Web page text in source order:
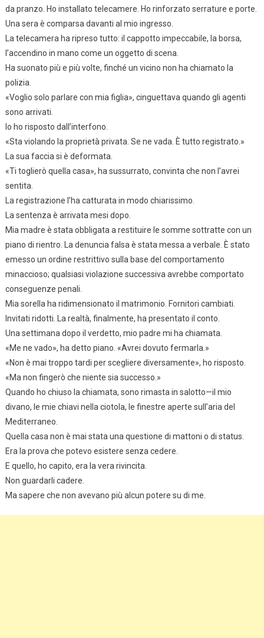
da pranzo. Ho installato telecamere. Ho rinforzato serrature e porte.
Una sera è comparsa davanti al mio ingresso.
La telecamera ha ripreso tutto: il cappotto impeccabile, la borsa,
l’accendino in mano come un oggetto di scena.
Ha suonato più e più volte, finché un vicino non ha chiamato la
polizia.
«Voglio solo parlare con mia figlia», cinguettava quando gli agenti
sono arrivati.
Io ho risposto dall’interfono.
«Sta violando la proprietà privata. Se ne vada. È tutto registrato.»
La sua faccia si è deformata.
«Ti toglierò quella casa», ha sussurrato, convinta che non l’avrei
sentita.
La registrazione l’ha catturata in modo chiarissimo.
La sentenza è arrivata mesi dopo.
Mia madre è stata obbligata a restituire le somme sottratte con un
piano di rientro. La denuncia falsa è stata messa a verbale. È stato
emesso un ordine restrittivo sulla base del comportamento
minaccioso; qualsiasi violazione successiva avrebbe comportato
conseguenze penali.
Mia sorella ha ridimensionato il matrimonio. Fornitori cambiati.
Invitati ridotti. La realtà, finalmente, ha presentato il conto.
Una settimana dopo il verdetto, mio padre mi ha chiamata.
«Me ne vado», ha detto piano. «Avrei dovuto fermarla.»
«Non è mai troppo tardi per scegliere diversamente», ho risposto.
«Ma non fingerò che niente sia successo.»
Quando ho chiuso la chiamata, sono rimasta in salotto—il mio
divano, le mie chiavi nella ciotola, le finestre aperte sull’aria del
Mediterraneo.
Quella casa non è mai stata una questione di mattoni o di status.
Era la prova che potevo esistere senza cedere.
E quello, ho capito, era la vera rivincita.
Non guardarli cadere.
Ma sapere che non avevano più alcun potere su di me.